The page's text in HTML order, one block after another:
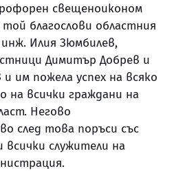
свещеноиконом
благослови областния
Илия Зюмбилев,
Димитър Добрев и
им пожела успех на всяко
на всички граждани на
Негово
след това поръси със
всички служители на